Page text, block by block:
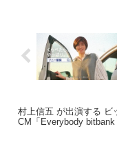
村上信五 が出演する ビ
CM「Everybody